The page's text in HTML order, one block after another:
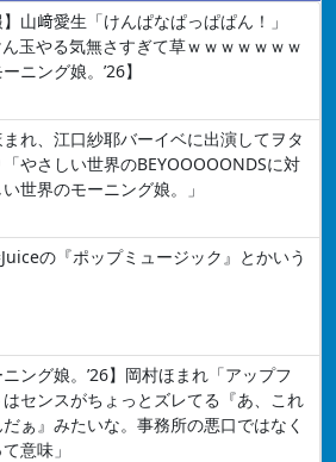
】山﨑愛生「けんぱなぱっぱぱん！」
やる気無さすぎて草ｗｗｗｗｗｗｗ
ニング娘。’26】
れ、江口紗耶バーイベに出演してヲタ
やさしい世界のBEYOOOOONDSに対
い世界のモーニング娘。」
の『ポップミュージック』とかいう
ニング娘。’26】岡村ほまれ「アップフ
はセンスがちょっとズレてる『あ、これ
ぁ』みたいな。事務所の悪口ではなく
意味」